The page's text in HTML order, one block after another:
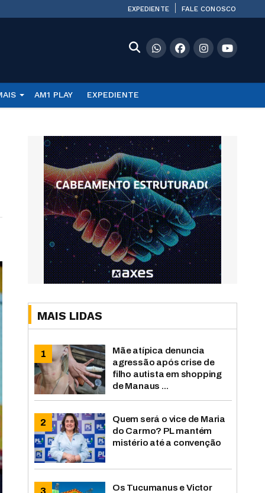
EXPEDIENTE FALE CONOSCO
AM1 PLAY EXPEDIENTE
MAIS LIDAS
Mãe atípica denuncia
agressão após crise de
filho autista em shopping
de Manaus ...
Quem será o vice de Maria
do Carmo? PL mantém
mistério até a convenção
Os Tucumanus e Victor